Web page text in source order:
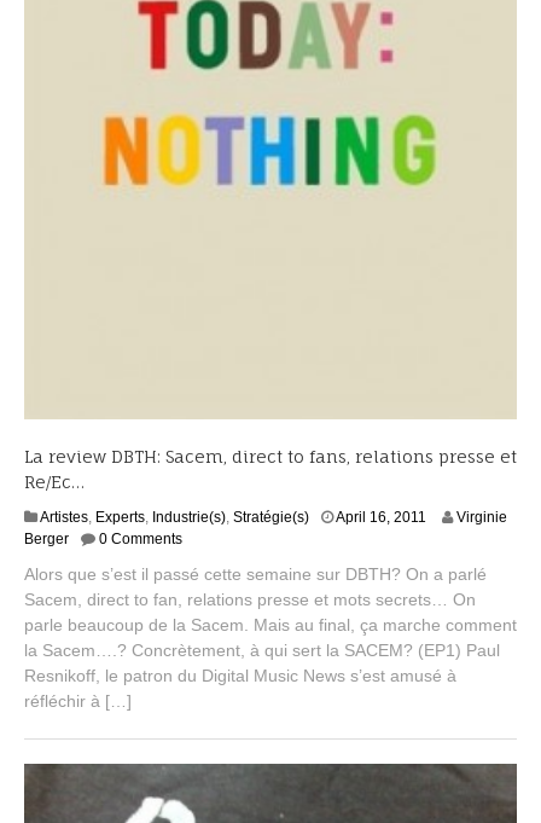
La review DBTH: Sacem, direct to fans, relations presse et
Re/Ec…
Artistes, Experts, Industrie(s), Stratégie(s) April 16, 2011
t
e
m
b
Virginie
Berger
0 Comments
Alors que s’est il passé cette semaine sur DBTH? On a parlé
Sacem, direct to fan, relations presse et mots secrets… On
parle beaucoup de la Sacem. Mais au final, ça marche comment
la Sacem….? Concrètement, à qui sert la SACEM? (EP1) Paul
Resnikoff, le patron du Digital Music News s’est amusé à
réfléchir à […]